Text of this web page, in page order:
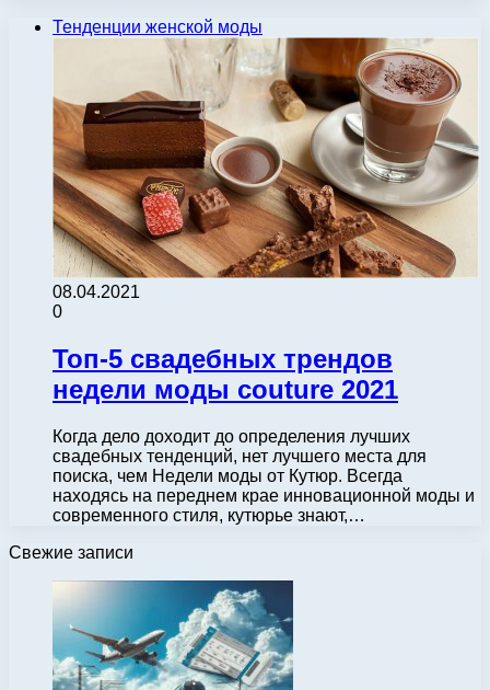
Тенденции женской моды
08.04.2021
0
Топ-5 свадебных трендов
недели моды couture 2021
Когда дело доходит до определения лучших
свадебных тенденций, нет лучшего места для
поиска, чем Недели моды от Кутюр. Всегда
находясь на переднем крае инновационной моды и
современного стиля, кутюрье знают,…
Свежие записи